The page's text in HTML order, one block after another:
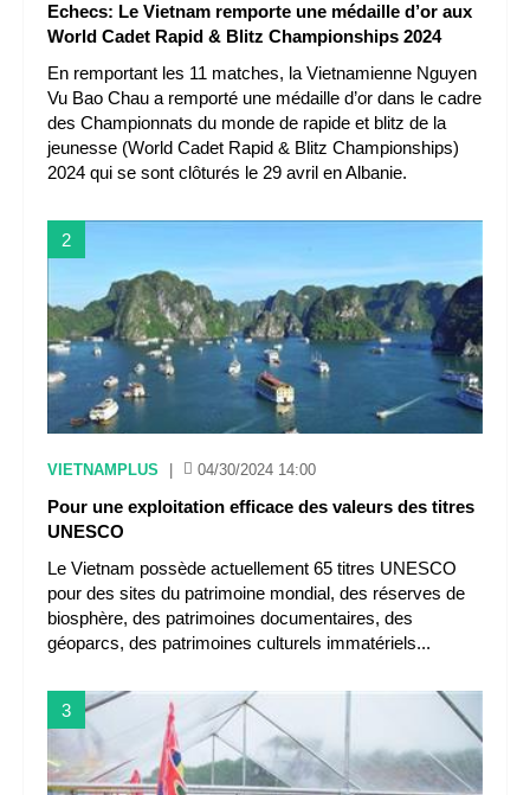
Echecs: Le Vietnam remporte une médaille d’or aux
World Cadet Rapid & Blitz Championships 2024
En remportant les 11 matches, la Vietnamienne Nguyen
Vu Bao Chau a remporté une médaille d’or dans le cadre
des Championnats du monde de rapide et blitz de la
jeunesse (World Cadet Rapid & Blitz Championships)
2024 qui se sont clôturés le 29 avril en Albanie.
2
VIETNAMPLUS 04/30/2024 14:00
Pour une exploitation efficace des valeurs des titres
UNESCO
Le Vietnam possède actuellement 65 titres UNESCO
pour des sites du patrimoine mondial, des réserves de
biosphère, des patrimoines documentaires, des
géoparcs, des patrimoines culturels immatériels...
3